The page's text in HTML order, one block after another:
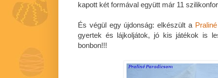
kapott két formával együtt már 11
És végül egy újdonság: elkészült a
gyertek és lájkoljátok, jó kis játékok is
bonbon!!!